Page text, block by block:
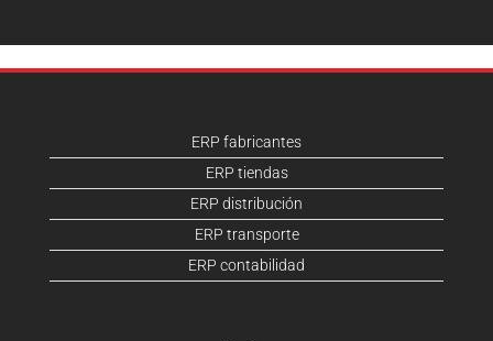
ERP fabricantes
ERP tiendas
ERP distribución
ERP transporte
ERP contabilidad